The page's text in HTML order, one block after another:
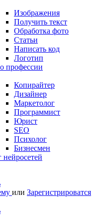
Изображения
Получить текст
Обработка фото
Статьи
Написать код
Логотип
профессии
Копирайтер
Дизайнер
Маркетолог
Программист
Юрист
SEO
Психолог
Бизнесмен
нейросетей
или Зарегистрироватся